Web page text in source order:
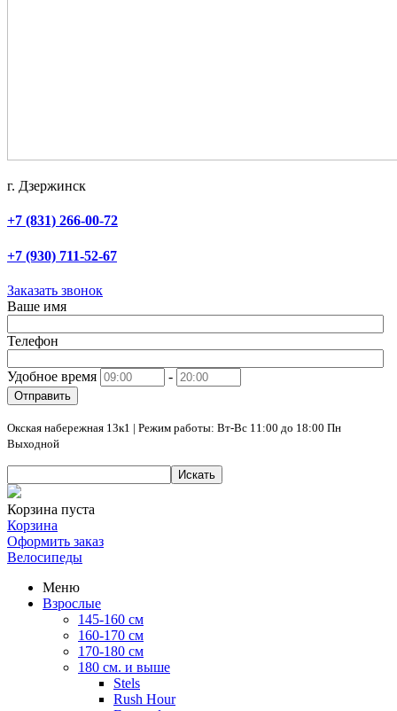
г. Дзержинск
+7 (831) 266-00-72
+7 (930) 711-52-67
Заказать звонок
Ваше имя
Телефон
Удобное время -
Отправить
Окская набережная 13к1 | Режим работы: Вт-Вс 11:00 до 18:00 Пн
Выходной
Искать
Корзина пуста
Корзина
Оформить заказ
Велосипеды
Меню
Взрослые
145-160 см
160-170 см
170-180 см
180 см. и выше
Stels
Rush Hour